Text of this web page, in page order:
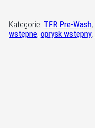
wstępnego
samochodu
Kategorie: TFR Pre-Wash,
wstępne, oprysk wstępny,